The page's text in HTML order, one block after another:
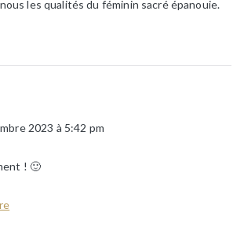
les qualités du féminin sacré épanouie.
2023 à 5:42 pm
! 🙂